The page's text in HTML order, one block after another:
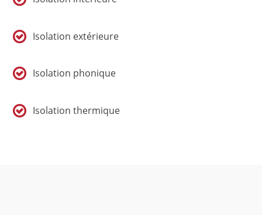
Isolation extérieure
Isolation phonique
Isolation thermique